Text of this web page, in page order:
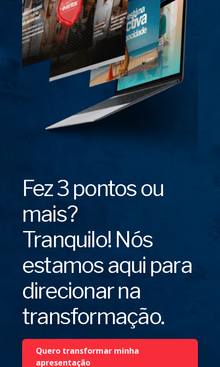
Checklist do Pitch
Imperfeito
Fez 3 pontos ou
mais?
Tranquilo! Nós
estamos aqui para
direcionar na
transformação.
Quero transformar minha
apresentação